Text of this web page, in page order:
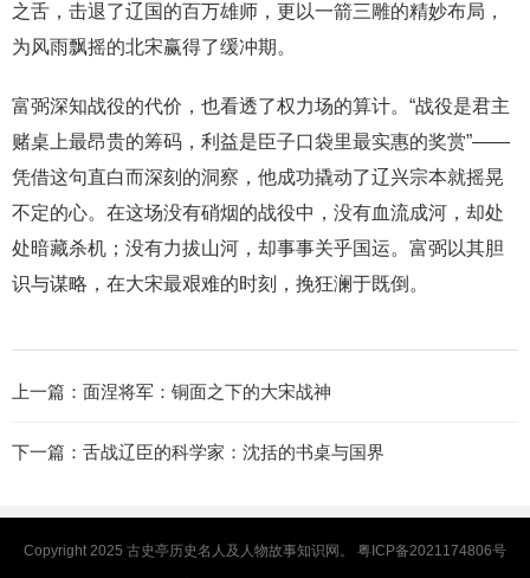
之舌，击退了辽国的百万雄师，更以一箭三雕的精妙布局，
为风雨飘摇的北宋赢得了缓冲期。
富弼深知战役的代价，也看透了权力场的算计。“战役是君主
赌桌上最昂贵的筹码，利益是臣子口袋里最实惠的奖赏”——
凭借这句直白而深刻的洞察，他成功撬动了辽兴宗本就摇晃
不定的心。在这场没有硝烟的战役中，没有血流成河，却处
处暗藏杀机；没有力拔山河，却事事关乎国运。富弼以其胆
识与谋略，在大宋最艰难的时刻，挽狂澜于既倒。
上一篇： 面涅将军：铜面之下的大宋战神
下一篇： 舌战辽臣的科学家：沈括的书桌与国界
Copyright 2025 古史亭历史名人及人物故事知识网。 粤ICP备2021174806号